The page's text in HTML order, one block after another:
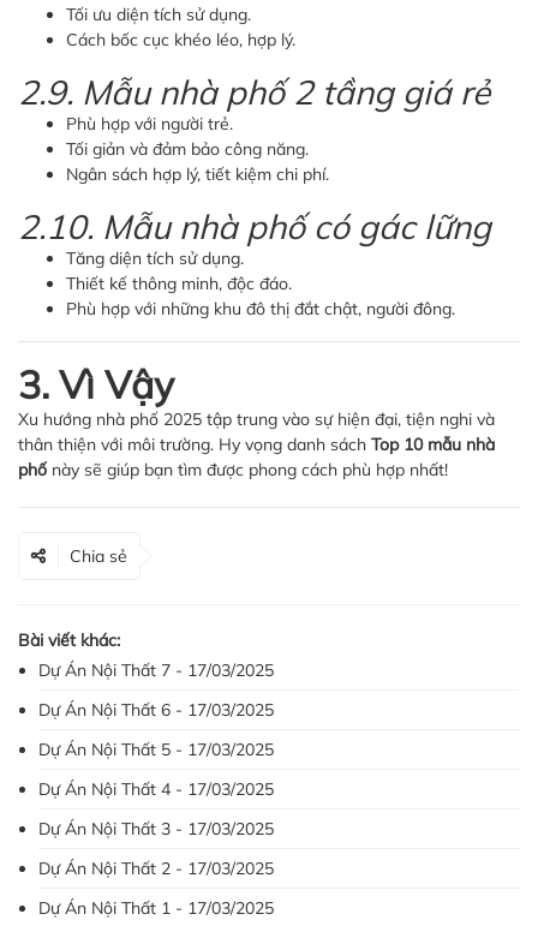
Tối ưu diện tích sử dụng.
Cách bốc cục khéo léo, hợp lý.
2.9. Mẫu nhà phố 2 tầng giá rẻ
Phù hợp với người trẻ.
Tối giản và đảm bảo công năng.
Ngân sách hợp lý, tiết kiệm chi phí.
2.10. Mẫu nhà phố có gác lững
Tăng diện tích sử dụng.
Thiết kế thông minh, độc đáo.
Phù hợp với những khu đô thị đắt chật, người đông.
3. Vì Vậy
Xu hướng nhà phố 2025 tập trung vào sự hiện đại, tiện nghi và
thân thiện với môi trường. Hy vọng danh sách Top 10 mẫu nhà
phốnày sẽ giúp bạn tìm được phong cách phù hợp nhất!
Chia sẻ
Bài viết khác:
Dự Án Nội Thất 7 - 17/03/2025
Dự Án Nội Thất 6 - 17/03/2025
Dự Án Nội Thất 5 - 17/03/2025
Dự Án Nội Thất 4 - 17/03/2025
Dự Án Nội Thất 3 - 17/03/2025
Dự Án Nội Thất 2 - 17/03/2025
Dự Án Nội Thất 1 - 17/03/2025